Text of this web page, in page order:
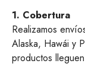
1. Cobertura
Realizamos
Alaska, Hawái y
productos